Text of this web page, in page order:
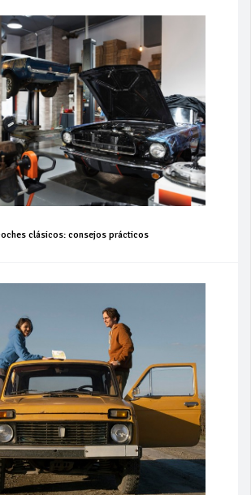
clásicos: consejos prácticos